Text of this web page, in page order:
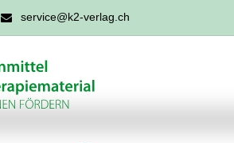
service@k2-verlag.ch